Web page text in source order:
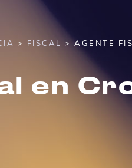
> FISCAL > AGENTE
en